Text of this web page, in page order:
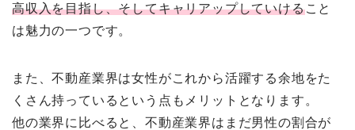
高収入を目指し、そしてキャリアップしていけること
は魅力の一つです。
また、不動産業界は女性がこれから活躍する余地をた
くさん持っているという点もメリットとなります。
他の業界に比べると、不動産業界はまだ男性の割合が